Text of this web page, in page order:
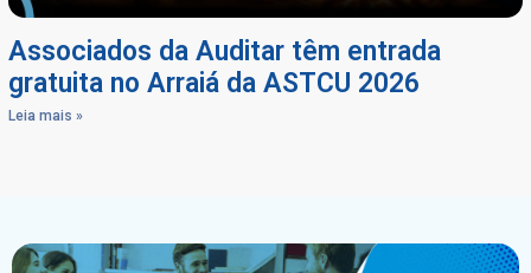
Associados da Auditar têm entrada
gratuita no Arraiá da ASTCU 2026
Leia mais »